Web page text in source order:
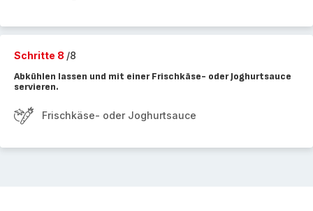
Schritte 8 /8
Abkühlen lassen und mit einer Frischkäse- oder Joghurtsauce
servieren.
Frischkäse- oder Joghurtsauce